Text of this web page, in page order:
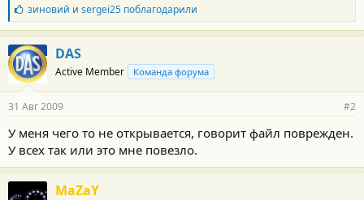
Б
л
а
г
о
д
а
н
с
т
и
:
зиновий и sergei25поблагодарили
DAS
Active Member Команда форума
31 Авг 2009 #2
У меня чего то не открывается, говорит файл поврежден.
У всех так или это мне повезло.
MaZaY